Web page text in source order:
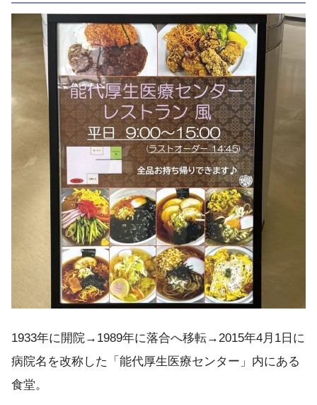
1933年に開院→1989年に落合へ移転→2015年4月1日に
病院名を改称した「能代厚生医療センター」内にある
食堂。